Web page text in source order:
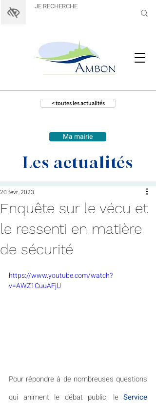
< toutes les actualités
Ma mairie
Les actualités
Enquête sur le vécu et
le ressenti en matière
de sécurité
20 févr. 2023
https://www.youtube.com/watch?
v=AWZ1CuuAFjU
Pour répondre à de nombreuses questions
qui animent le débat public, le Service